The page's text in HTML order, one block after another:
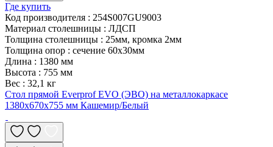
Где купить
Код производителя : 254S007GU9003
Материал столешницы : ЛДСП
Толщина столешницы : 25мм, кромка 2мм
Толщина опор : сечение 60х30мм
Длина : 1380 мм
Высота : 755 мм
Вес : 32,1 кг
Стол прямой Everprof EVO (ЭВО) на металлокаркасе
1380х670х755 мм Кашемир/Белый